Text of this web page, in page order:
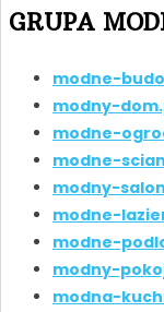
GRUPA
modne-
modny-
modne-
modne-
modny-
modne-
modne-
modny-
modna-